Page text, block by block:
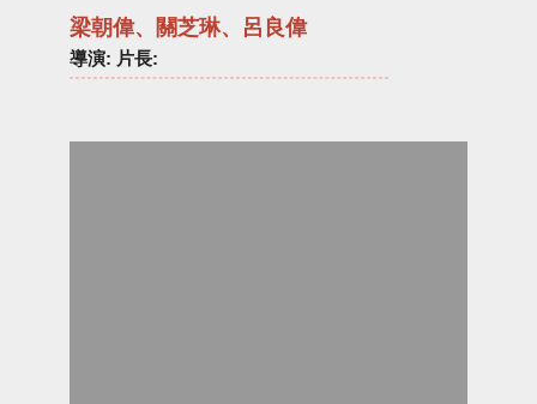
梁朝偉、關芝琳、呂良偉
導演: 片長: